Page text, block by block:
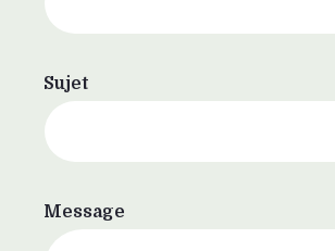
Sujet
Message